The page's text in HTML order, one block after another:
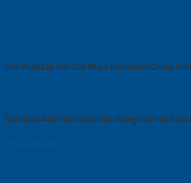
Giải Pháp Lắp Đặt Cửa Nhựa Composite Chống
Cửa nhựa ABS Hàn Quốc siêu chống nước tại
09/12/2024